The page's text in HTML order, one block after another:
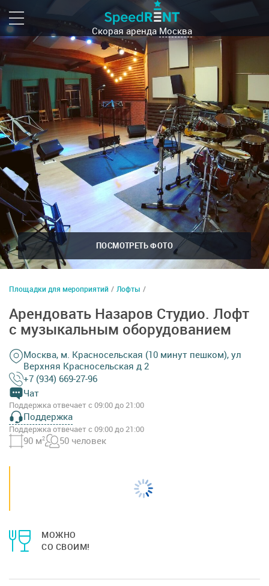
Скорая аренда Москва
ПОСМОТРЕТЬ ФОТО
Площадки для мероприятий / Лофты /
Арендовать Назаров Студио. Лофт
с музыкальным оборудованием
Москва, м. Красносельская (10 минут пешком), ул
Верхняя Красносельская д 2
+7 (934) 669-27-96
Чат
Поддержка отвечает с 09:00 до 21:00
Поддержка
Поддержка отвечает с 09:00 до 21:00
90 м2 50 человек
МОЖНО
СО СВОИМ!